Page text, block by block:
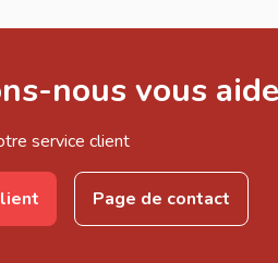
nous vous
service client
Page de contact